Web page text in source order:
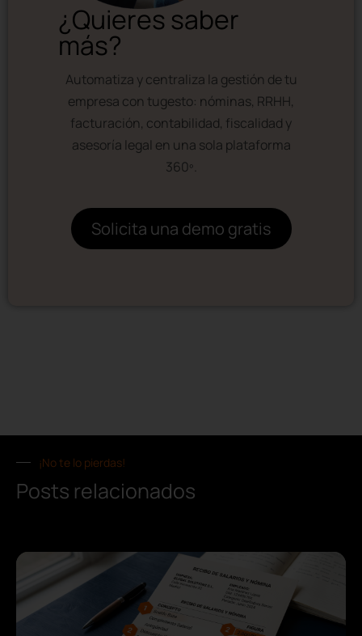
¿Quieres saber
más?
Automatiza y centraliza la gestión de tu
empresa con tugesto: nóminas, RRHH,
facturación, contabilidad, fiscalidad y
asesoría legal en una sola plataforma
360º.
Solicita una demo gratis
¡No te lo pierdas!
Posts relacionados